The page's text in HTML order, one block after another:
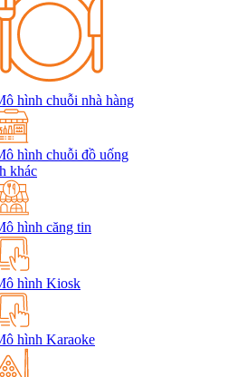
hình chuỗi nhà hàng
hình chuỗi đồ uống
khác
hình căng tin
hình Kiosk
hình Karaoke